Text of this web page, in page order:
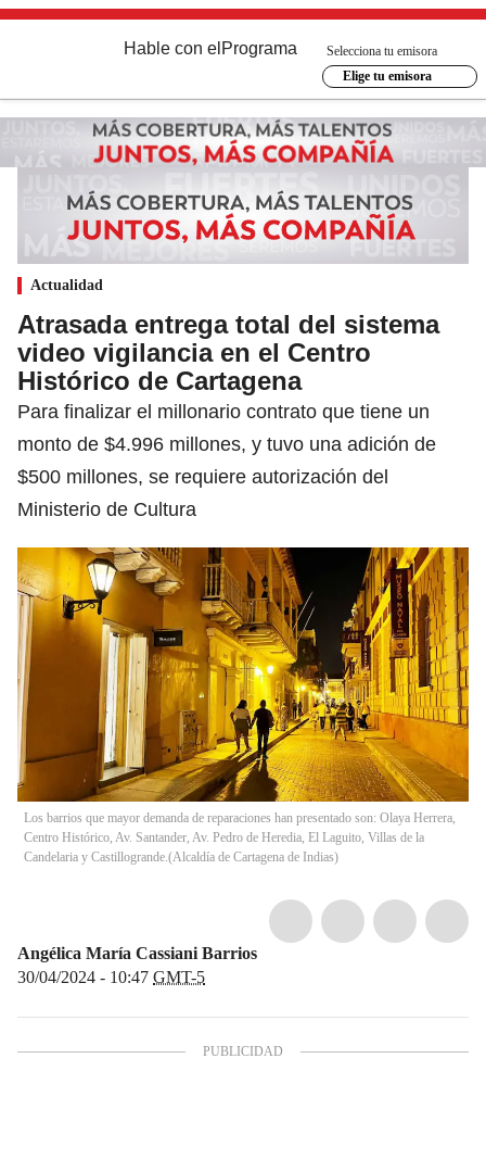
Hable con el Programa
Selecciona tu emisora
Elige tu emisora
Actualidad
Atrasada entrega total del sistema
video vigilancia en el Centro
Histórico de Cartagena
Para finalizar el millonario contrato que tiene un
monto de $4.996 millones, y tuvo una adición de
$500 millones, se requiere autorización del
Ministerio de Cultura
Los barrios que mayor demanda de reparaciones han presentado son: Olaya Herrera,
Centro Histórico, Av. Santander, Av. Pedro de Heredia, El Laguito, Villas de la
Candelaria y Castillogrande.(Alcaldía de Cartagena de Indias)
Angélica María Cassiani Barrios
30/04/2024 - 10:47 GMT-5